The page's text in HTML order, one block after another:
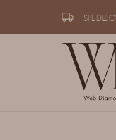
W.D.C.
(Web
Gioielli
pensati